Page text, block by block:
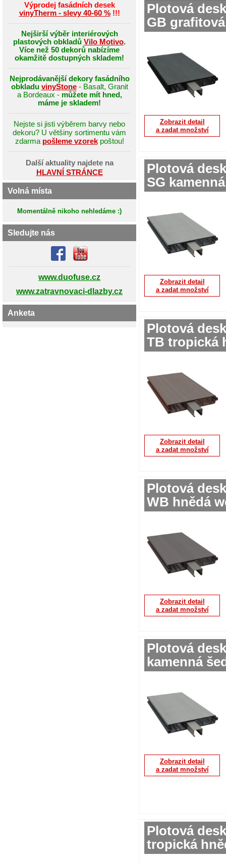
Plotová
GB
Zobrazit detail
a zadat množství
Plotová
SG
Zobrazit detail
a zadat množství
Plotová
TB tropická
Zobrazit detail
a zadat množství
Plotová
WB hnědá
Zobrazit detail
a zadat množství
Plotová
kamenná
Zobrazit detail
a zadat množství
Plotová
tropická
Výprodej fasádních desek
vinyTherm - slevy 40-60 %!!!
Nejširší výběr interiérových
plastových obkladů Vilo Motivo.
Více než 50 dekorů nabízíme
okamžitě dostupných skladem!
Nejprodávanější dekory fasádního
obkladu vinyStone- Basalt, Granit
a Bordeaux - můžete mít hned,
máme je skladem!
Nejste si jisti výběrem barvy nebo
dekoru? U většiny sortimentu vám
zdarma pošleme vzorekpoštou!
Další aktuality najdete na
HLAVNÍ STRÁNCE
Volná místa
Momentálně nikoho nehledáme :)
Sledujte nás
www.duofuse.cz
www.zatravnovaci-dlazby.cz
Anketa